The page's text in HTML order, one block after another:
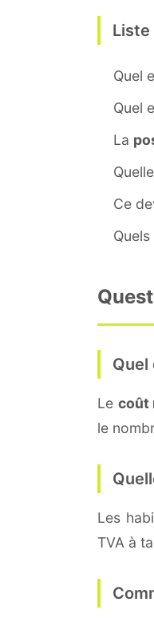
Quel
Quel
La
Ce
Quel
Le coût
le
Les
TVA à